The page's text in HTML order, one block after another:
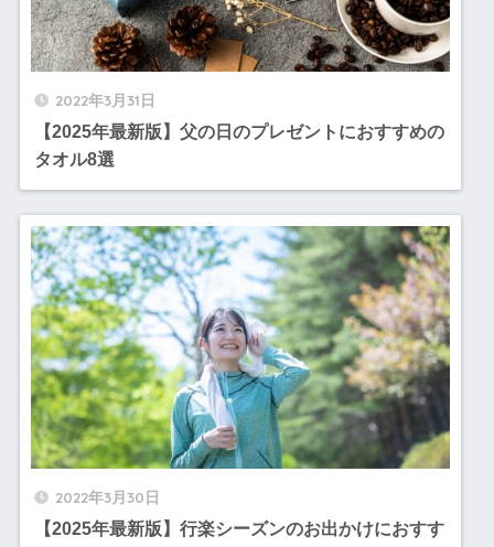
2022年3月31日
【2025年最新版】父の日のプレゼントにおすすめの
タオル8選
2022年3月30日
【2025年最新版】行楽シーズンのお出かけにおすす